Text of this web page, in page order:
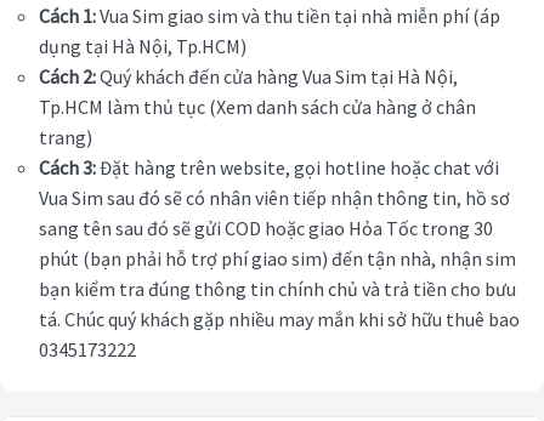
Cách 1:Vua Sim giao sim và thu tiền tại nhà miễn phí (áp
dụng tại Hà Nội, Tp.HCM)
Cách 2:Quý khách đến cửa hàng Vua Sim tại Hà Nội,
Tp.HCM làm thủ tục (Xem danh sách cửa hàng ở chân
trang)
Cách 3:Đặt hàng trên website, gọi hotline hoặc chat với
Vua Sim sau đó sẽ có nhân viên tiếp nhận thông tin, hồ sơ
sang tên sau đó sẽ gửi COD hoặc giao Hỏa Tốc trong 30
phút (bạn phải hỗ trợ phí giao sim) đến tận nhà, nhận sim
bạn kiểm tra đúng thông tin chính chủ và trả tiền cho bưu
tá. Chúc quý khách gặp nhiều may mắn khi sở hữu thuê bao
0345173222